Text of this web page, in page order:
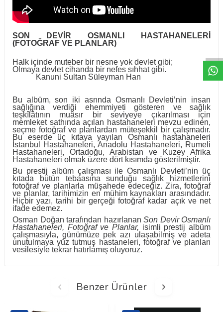
WhtappDeseHatt
SON DEVİR OSMANLI HASTAHANELERİ
(FOTOĞRAF VE PLANLAR)
Halk içinde muteber bir nesne yok devlet gibi;
Olmaya devlet cihanda bir nefes sıhhat gibi.
Kanuni Sultan Süleyman Han
Bu albüm, son iki asrında Osmanlı Devleti’nin insan
sağlığına verdiği ehemmiyeti gösteren ve sağlık
teşkîlâtının muâsır bir seviyeye çıkarılması için
memleket sathında açılan hastahaneleri mevzu edinen,
seçme fotoğraf ve planlardan müteşekkil bir çalışmadır.
Bu eserde üç kıtaya yayılan Osmanlı hastahaneleri
İstanbul Hastahaneleri, Anadolu Hastahaneleri, Rumeli
Hastahaneleri, Ortadoğu, Arabistan ve Kuzey Afrika
Hastahaneleri olmak üzere dört kısımda gösterilmiştir.
Bu prestij albüm çalışması ile Osmanlı Devleti’nin üç
kıtada bütün tebaasına sunduğu sağlık hizmetlerini
fotoğraf ve planlarla müşahede edeceğiz. Zira, fotoğraf
ve planlar, tarihimizin en mühim kaynakları arasındadır.
Hiçbir yazı, tarihi bir gerçeği fotoğraf kadar açık ve net
ifade edemez.
Osman Doğan tarafından hazırlanan Son Devir Osmanlı
Hastahaneleri, Fotoğraf ve Planlar, isimli prestij albüm
çalışmasıyla, günümüze pek azı ulaşabilmiş ve adeta
unutulmaya yüz tutmuş hastaneleri, fotoğraf ve planları
vesilesiyle tekrar hatırlamış oluyoruz.
Benzer Ürünler